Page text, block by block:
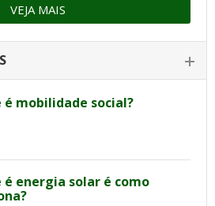
VEJA MAIS
é mobilidade social?
é energia solar é como